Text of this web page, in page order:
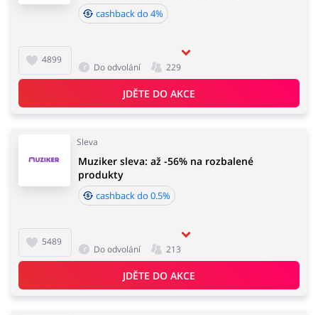
4899
cashback do 4%
Do odvolání 229
JDĚTE DO AKCE
Sleva
5489
Muziker sleva: až -56% na rozbalené
produkty
cashback do 0.5%
Do odvolání 213
JDĚTE DO AKCE